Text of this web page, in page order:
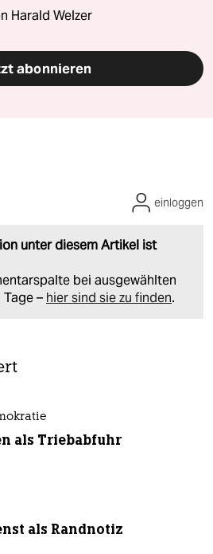
Harald Welzer
abonnieren
unter diesem Artikel ist
bei ausgewählten
– hier sind sie zu finden.
einloggen
als Triebabfuhr
als Randnotiz